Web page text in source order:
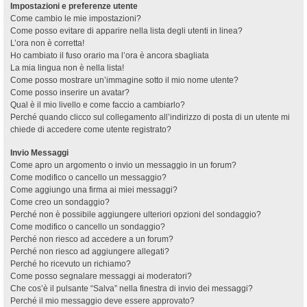
Impostazioni e preferenze utente
Come cambio le mie impostazioni?
Come posso evitare di apparire nella lista degli utenti in linea?
L’ora non è corretta!
Ho cambiato il fuso orario ma l’ora è ancora sbagliata
La mia lingua non è nella lista!
Come posso mostrare un’immagine sotto il mio nome utente?
Come posso inserire un avatar?
Qual è il mio livello e come faccio a cambiarlo?
Perché quando clicco sul collegamento all’indirizzo di posta di un utente mi
chiede di accedere come utente registrato?
Invio Messaggi
Come apro un argomento o invio un messaggio in un forum?
Come modifico o cancello un messaggio?
Come aggiungo una firma ai miei messaggi?
Come creo un sondaggio?
Perché non è possibile aggiungere ulteriori opzioni del sondaggio?
Come modifico o cancello un sondaggio?
Perché non riesco ad accedere a un forum?
Perché non riesco ad aggiungere allegati?
Perché ho ricevuto un richiamo?
Come posso segnalare messaggi ai moderatori?
Che cos’è il pulsante “Salva” nella finestra di invio dei messaggi?
Perché il mio messaggio deve essere approvato?